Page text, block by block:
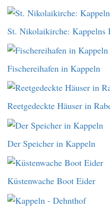
St. Nikolaikirche: Kappelns
Fischereihafen in Kappeln
Reetgedeckte Häuser in
Der Speicher in Kappeln
Küstenwache Boot Eider